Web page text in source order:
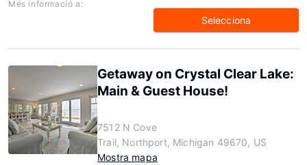
Més informació a:
Selecciona
Getaway on Crystal Clear Lake:
Main & Guest House!
7512 N Cove
Trail, Northport, Michigan 49670, US
Mostra mapa